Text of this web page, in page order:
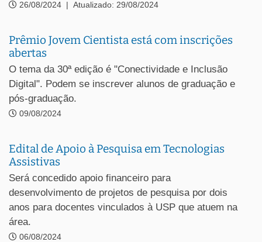
26/08/2024 Atualizado: 29/08/2024
Prêmio Jovem Cientista está com inscrições
abertas
O tema da 30ª edição é "Conectividade e Inclusão
Digital". Podem se inscrever alunos de graduação e
pós-graduação.
09/08/2024
Edital de Apoio à Pesquisa em Tecnologias
Assistivas
Será concedido apoio financeiro para
desenvolvimento de projetos de pesquisa por dois
anos para docentes vinculados à USP que atuem na
área.
06/08/2024